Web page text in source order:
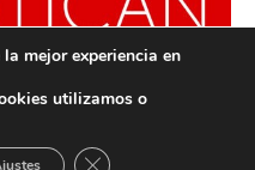
reservados |Política de
mejor experiencia en
utilizamos o
Cerrar el banner de